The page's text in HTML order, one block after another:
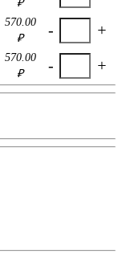
₽
570.00
₽
- +
570.00
₽
- +